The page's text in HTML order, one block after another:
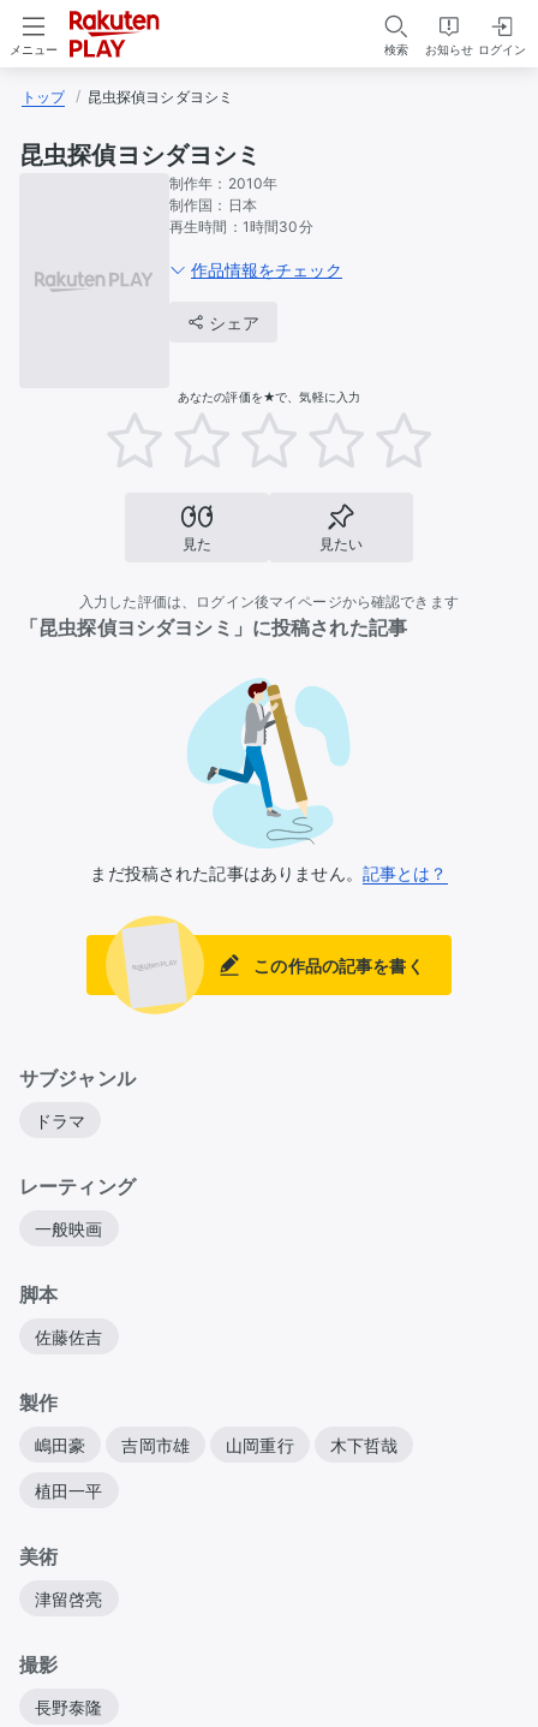
メニュー 検索 お知らせ ログイン
トップ 昆虫探偵ヨシダヨシミ
昆虫探偵ヨシダヨシミ
制作年： 2010年
制作国： 日本
再生時間： 1時間30分
作品情報をチェック
シェア
あなたの評価を★で、気軽に入力
見た 見たい
入力した評価は、ログイン後マイページから確認できます
「昆虫探偵ヨシダヨシミ」に投稿された記事
まだ投稿された記事はありません。 記事とは？
この作品の記事を書く
サブジャンル
ドラマ
レーティング
一般映画
脚本
佐藤佐吉
製作
嶋田豪 吉岡市雄 山岡重行 木下哲哉
植田一平
美術
津留啓亮
撮影
長野泰隆